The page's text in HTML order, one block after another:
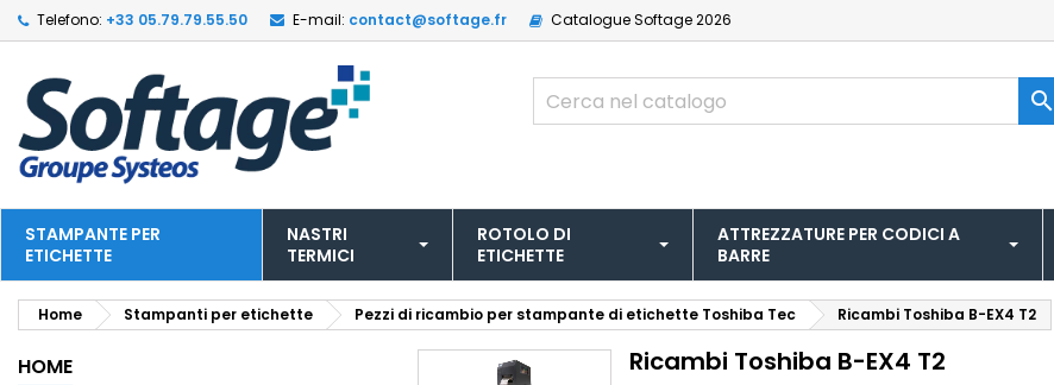
Telefono: +33 05.79.79.55.50 E-mail: contact@softage.fr CatalogueSoftage 2026

STAMPANTE PER
ETICHETTE
NASTRI
TERMICI
ROTOLO DI
ETICHETTE
ATTREZZATURE PER CODICI A
BARRE
Home Stampanti per etichette Pezzi di ricambio per stampante di etichette Toshiba Tec Ricambi Toshiba B-EX4 T2
HOME Ricambi Toshiba B-EX4 T2